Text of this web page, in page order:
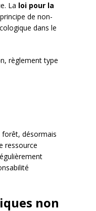
La loi pour la
de non-
dans le
règlement type
forêt, désormais
ressource
non